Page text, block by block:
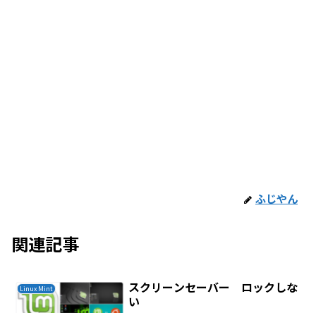
ふじやん
関連記事
Linux Mint
スクリーンセーバー ロックしな
い